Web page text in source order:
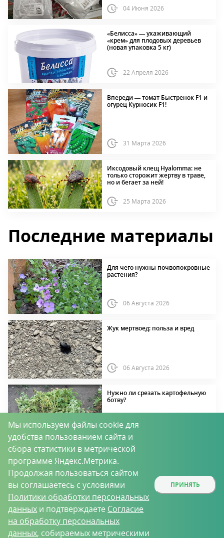
04 Июня 2026
«Белисса» — ухаживающий
«крем» для плодовых деревьев
(новая упаковка 5 кг)
22 Апреля 2026
Впереди — томат Быстренок F1 и
огурец Курносик F1!
31 Марта 2026
Иксодовый клещ Hyalomma: не
только сторожит жертву в траве,
но и бегает за ней!
25 Марта 2026
Последние материалы
Для чего нужны почвопокровные
растения?
06 Августа 2026
Жук мертвоед: польза и вред
06 Августа 2026
Нужно ли срезать картофельную
ботву?
06 Августа 2026
Пижма: виды, польза,
применение
06 Августа 2026
Роза Голден Селебрейшн:
описание сорта, выращивание и
уход
Мы используем файлы cookie для
удобства пользованием сайта и
сбора статистики в метрической
программе Яндекс.Метрика.
Продолжая пользоваться сайтом
вы соглашаетесь с условиями
Политики обработки персональных
данных и подтверждаете Согласие
на обработку персональных
данных, собираемых метрическими
ПРИНЯТЬ